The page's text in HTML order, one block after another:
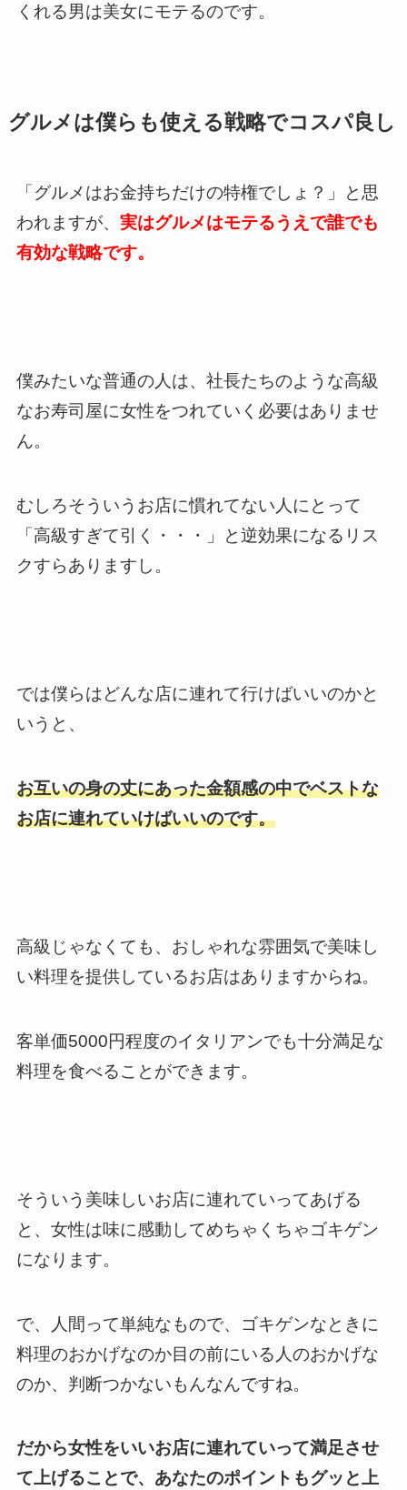
くれる男は美女にモテるのです。
グルメは僕らも使える戦略でコスパ良し
「グルメはお金持ちだけの特権でしょ？」と思
われますが、 実はグルメはモテるうえで誰でも
有効な戦略です。
僕みたいな普通の人は、社長たちのような高級
なお寿司屋に女性をつれていく必要はありませ
ん。
むしろそういうお店に慣れてない人にとって
「高級すぎて引く・・・」と逆効果になるリス
クすらありますし。
では僕らはどんな店に連れて行けばいいのかと
いうと、
お互いの身の丈にあった金額感の中でベストな
お店に連れていけばいいのです。
高級じゃなくても、おしゃれな雰囲気で美味し
い料理を提供しているお店はありますからね。
客単価5000円程度のイタリアンでも十分満足な
料理を食べることができます。
そういう美味しいお店に連れていってあげる
と、女性は味に感動してめちゃくちゃゴキゲン
になります。
で、人間って単純なもので、ゴキゲンなときに
料理のおかげなのか目の前にいる人のおかげな
のか、判断つかないもんなんですね。
だから女性をいいお店に連れていって満足させ
て上げることで、あなたのポイントもグッと上